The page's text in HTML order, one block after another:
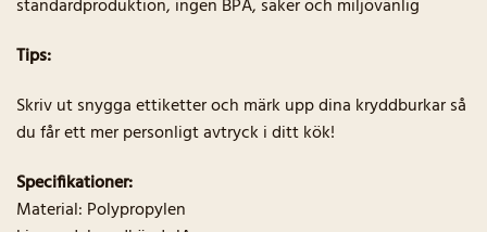
standardproduktion, ingen BPA, säker och miljövänlig
Tips:
Skriv ut snygga ettiketter och märk upp dina kryddburkar så
du får ett mer personligt avtryck i ditt kök!
Specifikationer:
Material: Polypropylen